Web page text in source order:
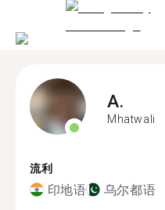
A.
Mhatwali
流利
印地语 乌尔都语